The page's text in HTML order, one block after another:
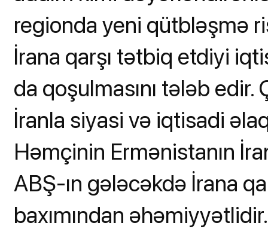
regionda yeni qütbləşmə
İrana qarşı tətbiq etdiyi
da qoşulmasını tələb
İranla siyasi və iqtisadi
Həmçinin Ermənistanın
ABŞ-ın gələcəkdə İrana
baxımından